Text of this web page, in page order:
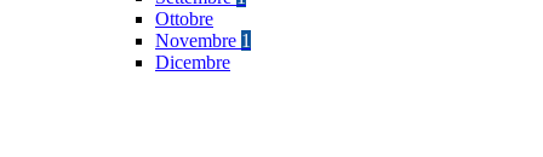
Ottobre
Novembre 1
Dicembre